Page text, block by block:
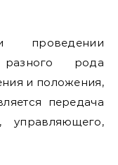
проведении
разного рода
и положения,
передача
управляющего,